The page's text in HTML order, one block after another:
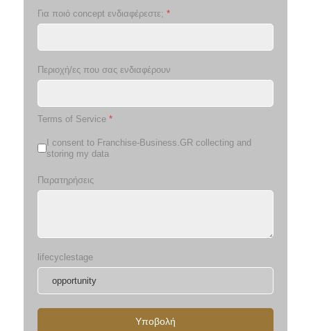
Για ποιό concept ενδιαφέρεστε; *
Περιοχή/ες που σας ενδιαφέρουν
Terms of Service *
I consent to Franchise-Business.GR collecting and
storing my data
Παρατηρήσεις
lifecyclestage
Υποβολή